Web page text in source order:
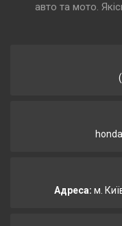
авто та мото.
Адреса: м.